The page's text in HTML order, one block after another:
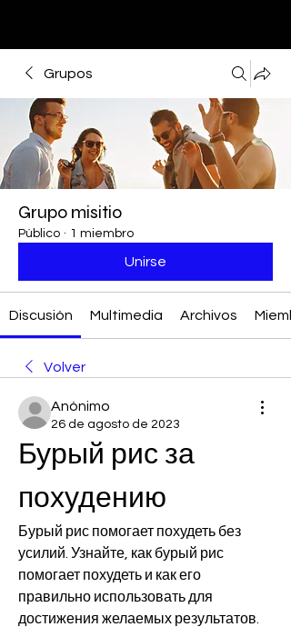
Grupos
Grupo misitio
Público · 1 miembro
Unirse
Discusión Multimedia Archivos
Volver
Anónimo
26 de agosto de 2023
Бурый рис за
похудению
Бурый рис помогает похудеть без
усилий. Узнайте, как бурый рис
помогает похудеть и как его
правильно использовать для
достижения желаемых результатов.